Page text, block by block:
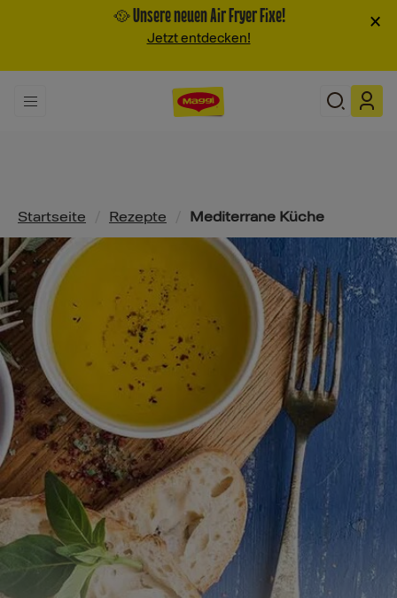
🥘 Unsere neuen Air Fryer Fixe!
Jetzt entdecken!
×
Pfadnavigation
Startseite Rezepte Mediterrane Küche